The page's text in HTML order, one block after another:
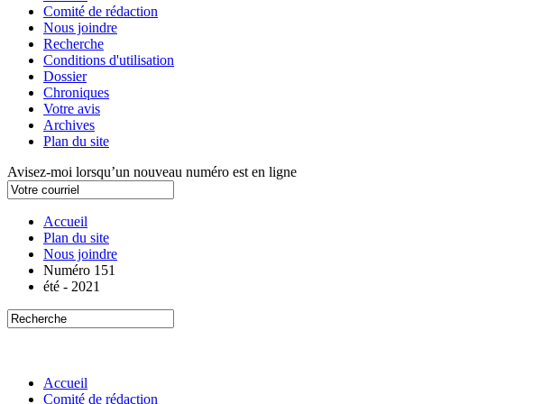
Comité de rédaction
Nous joindre
Recherche
Conditions d'utilisation
Dossier
Chroniques
Votre avis
Archives
Plan du site
Avisez-moi lorsqu’un nouveau numéro est en ligne
Accueil
Plan du site
Nous joindre
Numéro 151
été - 2021
Accueil
Comité de rédaction